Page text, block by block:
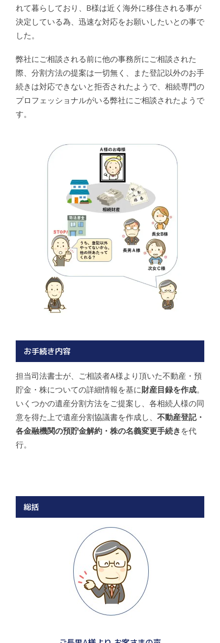
れて暮らしており、B様は近く海外に移住される事が
決定している為、迅速な対応をお願いしたいとの事で
した。
弊社にご相談される前に他の事務所にご相談された
際、分割方法の提案は一切無く、また登記以外のお手
続きは対応できないと拒否されたようで、相続専門の
プロフェッショナルがいる弊社にご相談されたようで
す。
お手続き内容
担当司法書士が、ご相談者A様より頂いた不動産・預
貯金・株についての詳細情報を基に財産目録を作成。
いくつかの遺産分割方法をご提案し、各相続人様の同
意を得た上で遺産分割協議書を作成し、 不動産登記・
各金融機関の預貯金解約・株の名義変更手続きを代
行。
総括